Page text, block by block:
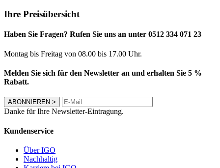
Ihre Preisübersicht
Haben Sie Fragen? Rufen Sie uns an unter 0512 334 071 23
Montag bis Freitag von 08.00 bis 17.00 Uhr.
Melden Sie sich für den Newsletter an und erhalten Sie 5 %
Rabatt.
ABONNIEREN >
Danke für Ihre Newsletter-Eintragung.
Kundenservice
Über IGO
Nachhaltig